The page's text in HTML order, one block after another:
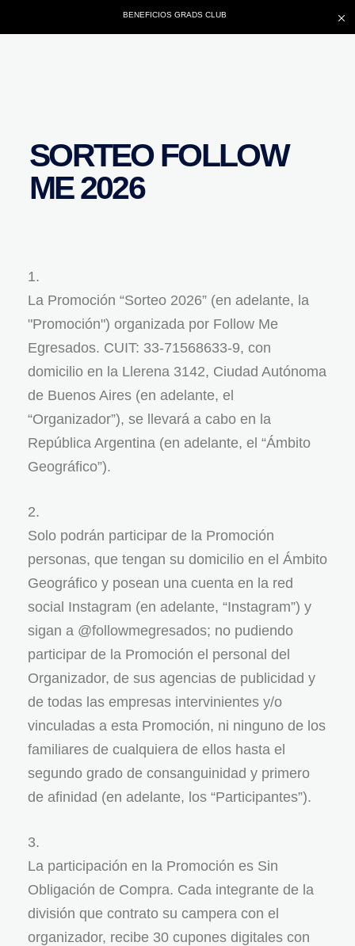
BENEFICIOS GRADS CLUB
SORTEO FOLLOW
ME 2026
La Promoción “Sorteo 2026” (en adelante, la
"Promoción") organizada por Follow Me
Egresados. CUIT: 33-71568633-9, con
domicilio en la Llerena 3142, Ciudad Autónoma
de Buenos Aires (en adelante, el
“Organizador”), se llevará a cabo en la
República Argentina (en adelante, el “Ámbito
Geográfico”).
Solo podrán participar de la Promoción
personas, que tengan su domicilio en el Ámbito
Geográfico y posean una cuenta en la red
social Instagram (en adelante, “Instagram”) y
sigan a @followmegresados; no pudiendo
participar de la Promoción el personal del
Organizador, de sus agencias de publicidad y
de todas las empresas intervinientes y/o
vinculadas a esta Promoción, ni ninguno de los
familiares de cualquiera de ellos hasta el
segundo grado de consanguinidad y primero
de afinidad (en adelante, los “Participantes”).
La participación en la Promoción es Sin
Obligación de Compra. Cada integrante de la
división que contrato su campera con el
organizador, recibe 30 cupones digitales con